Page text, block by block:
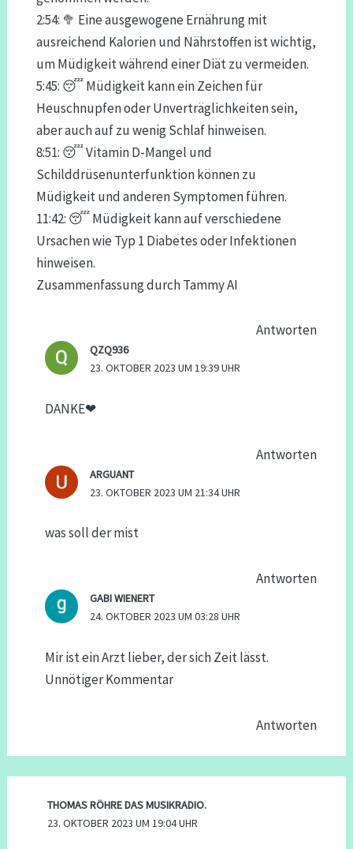
2:54: 🥦 Eine ausgewogene Ernährung mit
ausreichend Kalorien und Nährstoffen ist wichtig,
um Müdigkeit während einer Diät zu vermeiden.
5:45: 😴 Müdigkeit kann ein Zeichen für
Heuschnupfen oder Unverträglichkeiten sein,
aber auch auf zu wenig Schlaf hinweisen.
8:51: 😴 Vitamin D-Mangel und
Schilddrüsenunterfunktion können zu
Müdigkeit und anderen Symptomen führen.
11:42: 😴 Müdigkeit kann auf verschiedene
Ursachen wie Typ 1 Diabetes oder Infektionen
hinweisen.
Zusammenfassung durch Tammy AI
Antworten
QZQ936
23. OKTOBER 2023 UM 19:39 UHR
DANKE❤
Antworten
ARGUANT
23. OKTOBER 2023 UM 21:34 UHR
was soll der mist
Antworten
GABI WIENERT
24. OKTOBER 2023 UM 03:28 UHR
Mir ist ein Arzt lieber, der sich Zeit lässt.
Unnötiger Kommentar
Antworten
THOMAS RÖHRE DAS MUSIKRADIO.
23. OKTOBER 2023 UM 19:04 UHR